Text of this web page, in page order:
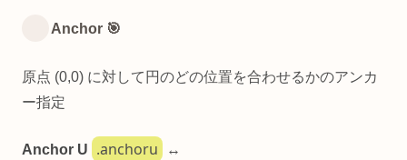
Anchor 🎯
原点 (0,0) に対して円のどの位置を合わせるかのアンカ
ー指定
Anchor U .anchoru
↔️